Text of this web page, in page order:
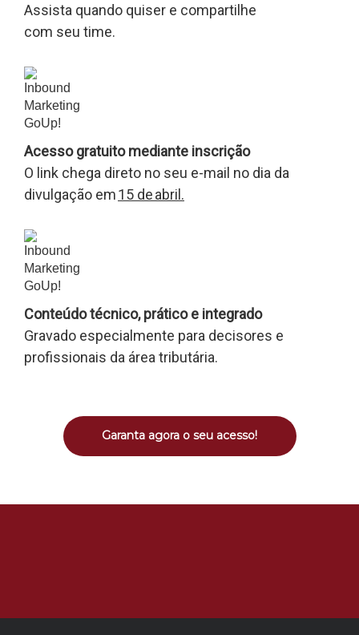
Assista quando quiser e compartilhe
com seu time.
Acesso gratuito mediante inscrição
O link chega direto no seu e-mail no dia da
divulgação em15 de abril.
Conteúdo técnico, prático e integrado
Gravado especialmente para decisores e
profissionais da área tributária.
Garanta agora o seu acesso!